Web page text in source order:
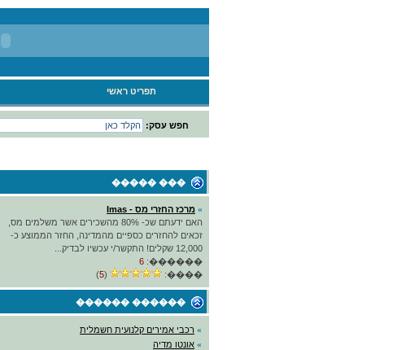
תפריט ראשי
חפש עסק:
��� �����
» מרכז החזרי מס - Imas
האם ידעתם שכ- 80% מהשכירים אשר משלמים מס,
זכאים להחזרים כספיים מהמדינה, החזר הממוצע כ-
12,000 שקלים! התקשר/י עכשיו לבדיק...
������:
6
����:
(
5
)
������ ������
» רכבי אמירים קלנועית חשמלית
» אונטו מדיה